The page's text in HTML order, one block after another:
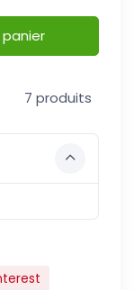
7 produits